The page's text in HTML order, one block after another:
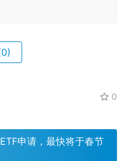
0
申请，最快将于春节